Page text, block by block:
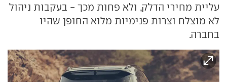
עליית מחירי הדלק, ולא פחות מכך - בעקבות ניהול
לא מוצלח וצרות פנימיות מלוא החופן שהיו
בחברה.